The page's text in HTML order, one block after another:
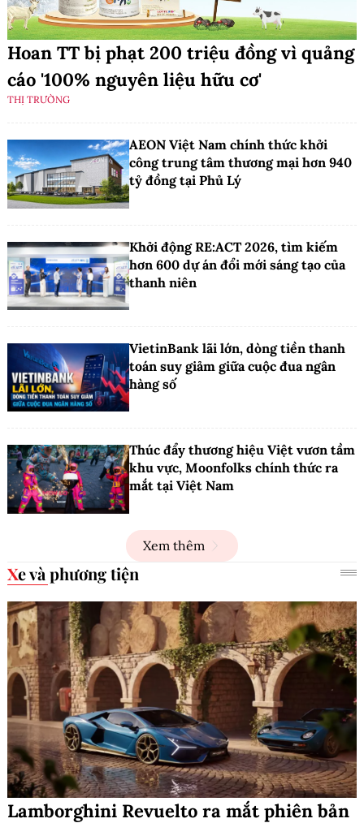
Hoan TT bị phạt 200 triệu đồng vì quảng
cáo '100% nguyên liệu hữu cơ'
THỊ TRƯỜNG
AEON Việt Nam chính thức khởi
công trung tâm thương mại hơn 940
tỷ đồng tại Phủ Lý
Khởi động RE:ACT 2026, tìm kiếm
hơn 600 dự án đổi mới sáng tạo của
thanh niên
VietinBank lãi lớn, dòng tiền thanh
toán suy giảm giữa cuộc đua ngân
hàng số
Thúc đẩy thương hiệu Việt vươn tầm
khu vực, Moonfolks chính thức ra
mắt tại Việt Nam
Xem thêm
Xe và phương tiện
Lamborghini Revuelto ra mắt phiên bản